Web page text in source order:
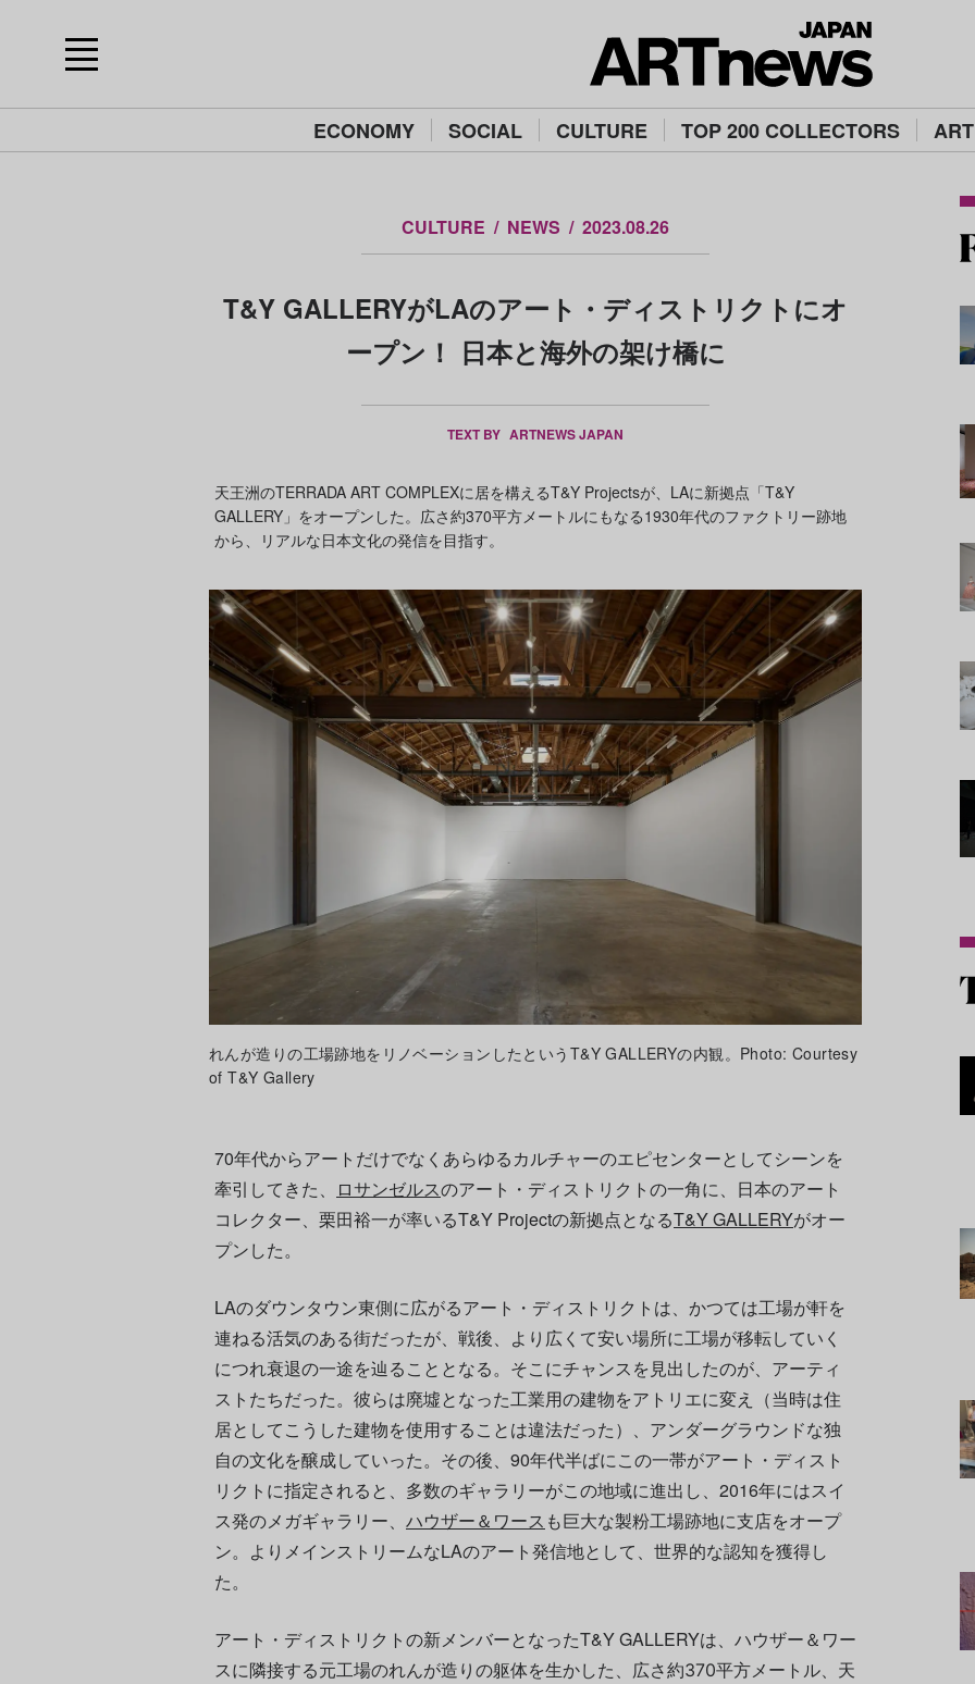
ECONOMY SOCIAL CULTURE TOP 200 COLLECTORS
CULTURE NEWS 2023.08.26
T&Y GALLERYがLAのアート・ディストリクトにオ
ープン！ 日本と海外の架け橋に
TEXT BY ARTNEWS JAPAN
天王洲のTERRADA ART COMPLEXに居を構えるT&Y Projectsが、LAに新拠点「T&Y
GALLERY」をオープンした。広さ約370平方メートルにもなる1930年代のファクトリー跡地
から、リアルな日本文化の発信を目指す。
れんが造りの工場跡地をリノベーションしたというT&Y GALLERYの内観。Photo: Courtesy
of T&Y Gallery
70年代からアートだけでなくあらゆるカルチャーのエピセンターとしてシーンを
牽引してきた、
ロサンゼルスのアート・ディストリクトの一角に、日本のアート
コレクター、栗田裕一が率いるT&Y Projectの新拠点となるT&Y GALLERYがオー
プンした。
LAのダウンタウン東側に広がるアート・ディストリクトは、かつては工場が軒を
連ねる活気のある街だったが、戦後、より広くて安い場所に工場が移転していく
につれ衰退の一途を辿ることとなる。そこにチャンスを見出したのが、アーティ
ストたちだった。彼らは廃墟となった工業用の建物をアトリエに変え（当時は住
居としてこうした建物を使用することは違法だった）、アンダーグラウンドな独
自の文化を醸成していった。その後、90年代半ばにこの一帯がアート・ディスト
リクトに指定されると、多数のギャラリーがこの地域に進出し、2016年にはスイ
ス発のメガギャラリー、 ハウザー＆ワース も巨大な製粉工場跡地に支店をオープ
ン。よりメインストリームなLAのアート発信地として、世界的な認知を獲得し
た。
アート・ディストリクトの新メンバーとなったT&Y GALLERYは、ハウザー＆ワー
スに隣接する元工場のれんが造りの躯体を生かした、
広さ約370平方メートル、天